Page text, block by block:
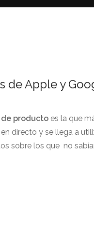
de Apple y
de producto es la que
directo y se llega a
sobre los que no